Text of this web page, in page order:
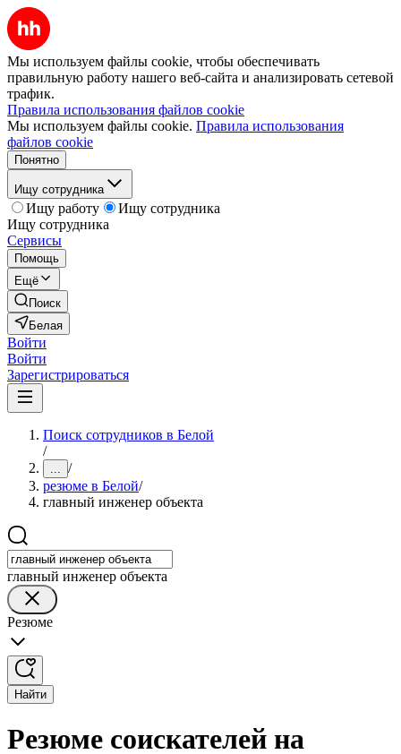
Мы используем файлы cookie, чтобы обеспечивать
правильную работу нашего веб-сайта и анализировать сетевой
трафик.
Правила использования файлов cookie
Мы используем файлы cookie. Правила использования
файлов cookie
Понятно
Ищу сотрудника
Ищу работу
Ищу сотрудника
Ищу сотрудника
Сервисы
Помощь
Ещё
Поиск
Белая
Войти
Войти
Зарегистрироваться
Поиск сотрудников в Белой
/
... /
резюме в Белой/
главный инженер объекта
главный инженер объекта
Резюме
Найти
Резюме соискателей на